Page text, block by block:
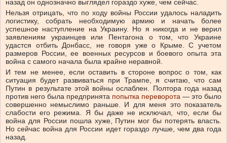
назад он однозначно выглядел гораздо хуже, чем сейчас.
Нельзя отрицать, что по ходу войны России удалось наладить
логистику, собрать необходимую армию и начать более
успешное наступление на Украину. Но я никогда и не верил
заявлениям украинцев или Пентагона о том, что Украине
удастся отбить Донбасс, не говоря уже о Крыме. С учетом
размеров России, ее военных ресурсов и боевого опыта эта
война с самого начала была крайне неравной.
И тем не менее, если оставить в стороне вопрос о том, как
ситуация будет развиваться при Трампе, я считаю, что сам
Путин в результате этой войны ослаблен. Полтора года назад
против него была предпринята попытка переворота — это было
совершенно немыслимо раньше. И для меня это показатель
слабости его режима. Я бы даже не исключал, что, если бы
война для России пошла хуже, Путин мог бы потерять власть.
Но сейчас война для России идет гораздо лучше, чем два года
назад.